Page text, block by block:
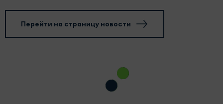
Перейти на страницу новости